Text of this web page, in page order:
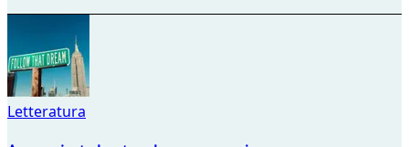
Letteratura